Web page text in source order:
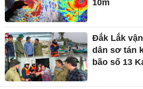
10m
Đắk Lắk
dân sơ tán
bão số 13